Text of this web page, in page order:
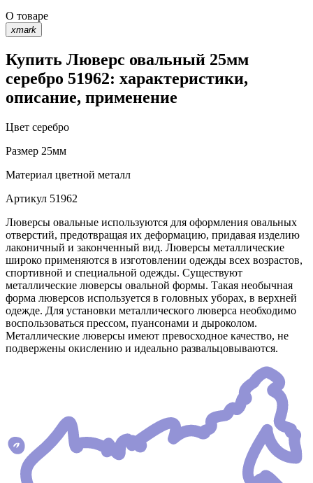
О товаре
xmark
Купить Люверс овальный 25мм
серебро 51962: характеристики,
описание, применение
Цвет серебро
Размер 25мм
Материал цветной металл
Артикул 51962
Люверсы овальные используются для оформления овальных
отверстий, предотвращая их деформацию, придавая изделию
лаконичный и законченный вид. Люверсы металлические
широко применяются в изготовлении одежды всех возрастов,
спортивной и специальной одежды. Существуют
металлические люверсы овальной формы. Такая необычная
форма люверсов используется в головных уборах, в верхней
одежде. Для установки металлического люверса необходимо
воспользоваться прессом, пуансонами и дыроколом.
Металлические люверсы имеют превосходное качество, не
подвержены окислению и идеально развальцовываются.